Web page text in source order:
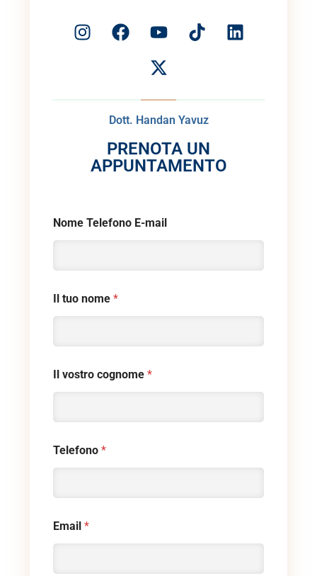
Dott. Handan Yavuz
PRENOTA UN
APPUNTAMENTO
Nome Telefono E-mail
Il tuo nome *
Il vostro cognome *
Telefono *
Email *